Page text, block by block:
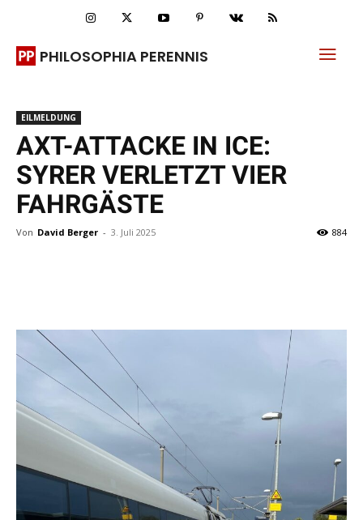
PHILOSOPHIA PERENNIS
EILMELDUNG
AXT-ATTACKE IN ICE:
SYRER VERLETZT VIER
FAHRGÄSTE
Von David Berger - 3. Juli 2025 884